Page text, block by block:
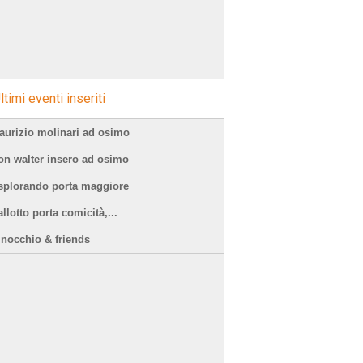
eventi inseriti
molinari ad osimo
walter insero ad osimo
porta maggiore
porta comicità,...
& friends